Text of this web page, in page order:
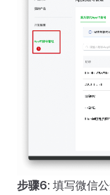
步骤6: 填写微信